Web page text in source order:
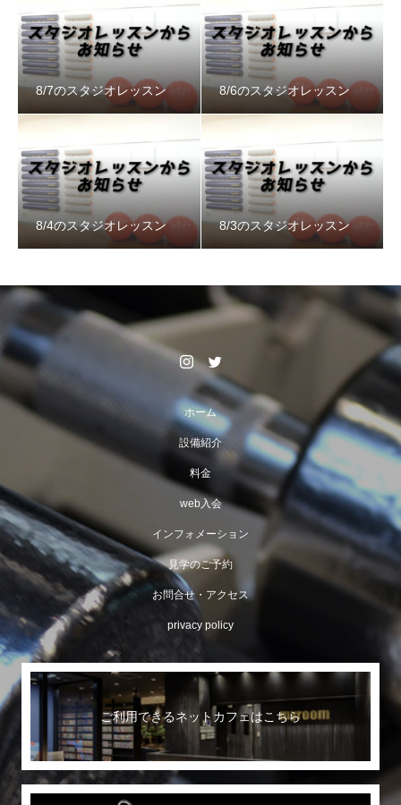
8/7のスタジオレッスン 8/6のスタジオレッスン
8/4のスタジオレッスン 8/3のスタジオレッスン
ホーム
設備紹介
料金
web入会
インフォメーション
見学のご予約
お問合せ・アクセス
privacy policy
ご利用できるネットカフェはこちら